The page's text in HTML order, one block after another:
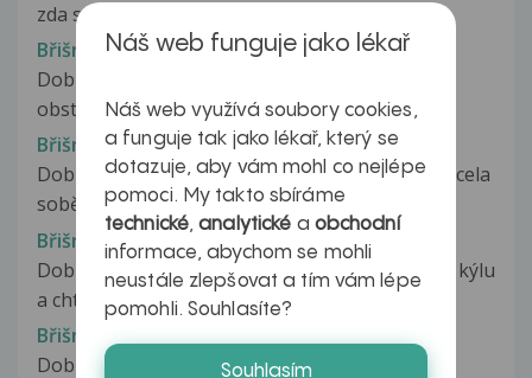
zda s tím souvisí můj problém. Při...
Břišní kýla
Dobry den,muj dotaz se tyka strevni
obstrukce,mam po porodu rozestup brisnich...
Břišní kýla
Dobrý den, moje 82. letá maminka je doposud zcela
soběstačná a bydlí sama v...
Břišní kýla a cvičení
Dobrý den, prosím Vás kamarádka má pupeční kýlu
a chtěla by cvičit. Prosím Vás...
Břišní kýla a fyzická aktivita
Dobrý den Jsem po operaci bříšní kýly 1 měsíc.
Náš web funguje jako lékař
Náš web využívá soubory cookies,
a funguje tak jako lékař, který se
dotazuje, aby vám mohl co nejlépe
pomoci. My takto sbíráme
technické,analytické a obchodní
informace, abychom se mohli
neustále zlepšovat a tím vám lépe
pomohli. Souhlasíte?
Souhlasím